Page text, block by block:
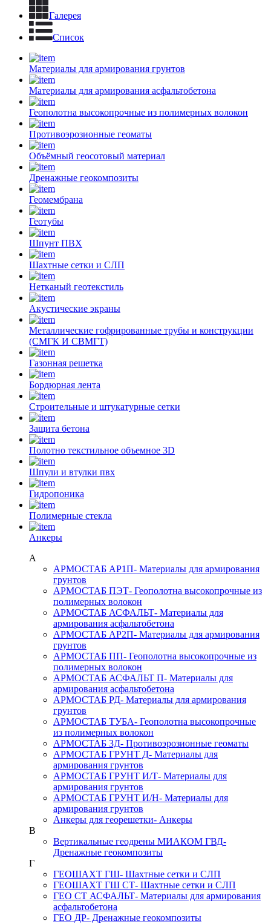
Галерея
Список
Материалы для армирования грунтов
Материалы для армирования асфальтобетона
Геополотна высокопрочные из полимерных волокон
Противоэрозионные геоматы
Объёмный геосотовый материал
Дренажные геокомпозиты
Геомембрана
Геотубы
Шпунт ПВХ
Шахтные сетки и СЛП
Нетканый геотекстиль
Акустические экраны
Металлические гофрированные трубы и конструкции
(СМГК И СВМГТ)
Газонная решетка
Бордюрная лента
Строительные и штукатурные сетки
Защита бетона
Полотно текстильное объемное 3D
Шпули и втулки пвх
Гидропоника
Полимерные стекла
Анкеры
А
АРМОСТАБ АР1П- Материалы для армирования
грунтов
АРМОСТАБ ПЭТ- Геополотна высокопрочные из
полимерных волокон
АРМОСТАБ АСФАЛЬТ- Материалы для
армирования асфальтобетона
АРМОСТАБ АР2П- Материалы для армирования
грунтов
АРМОСТАБ ПП- Геополотна высокопрочные из
полимерных волокон
АРМОСТАБ АСФАЛЬТ П- Материалы для
армирования асфальтобетона
АРМОСТАБ РД- Материалы для армирования
грунтов
АРМОСТАБ ТУБА- Геополотна высокопрочные
из полимерных волокон
АРМОСТАБ 3Д- Противоэрозионные геоматы
АРМОСТАБ ГРУНТ Д- Материалы для
армирования грунтов
АРМОСТАБ ГРУНТ И/Т- Материалы для
армирования грунтов
АРМОСТАБ ГРУНТ И/Н- Материалы для
армирования грунтов
Анкеры для георешетки- Анкеры
В
Вертикальные геодрены МИАКОМ ГВД-
Дренажные геокомпозиты
Г
ГЕОШАХТ ГШ- Шахтные сетки и СЛП
ГЕОШАХТ ГШ СТ- Шахтные сетки и СЛП
ГЕО СТ АСФАЛЬТ- Материалы для армирования
асфальтобетона
ГЕО ДР- Дренажные геокомпозиты